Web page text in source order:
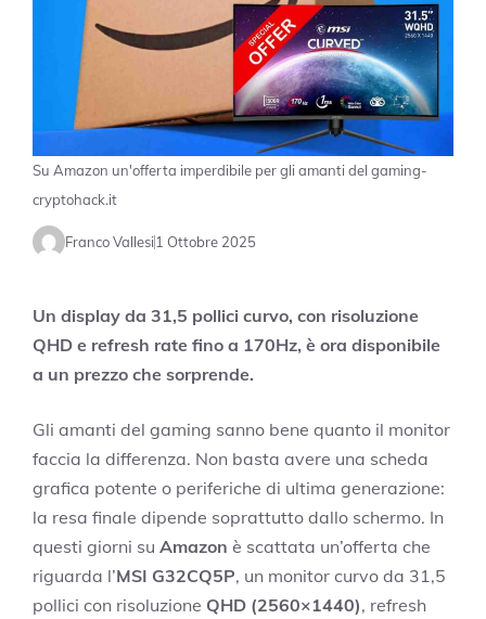
Su Amazon un'offerta imperdibile per gli amanti del gaming-
cryptohack.it
Franco Vallesi1 Ottobre 2025
Un display da 31,5 pollici curvo, con risoluzione
QHD e refresh rate fino a 170Hz, è ora disponibile
a un prezzo che sorprende.
Gli amanti del gaming sanno bene quanto il monitor
faccia la differenza. Non basta avere una scheda
grafica potente o periferiche di ultima generazione:
la resa finale dipende soprattutto dallo schermo. In
questi giorni su Amazon è scattata un’offerta che
riguarda l’MSI G32CQ5P, un monitor curvo da 31,5
pollici con risoluzione QHD (2560×1440), refresh